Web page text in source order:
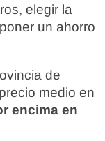
elegir la
un ahorro
de
medio en
encima en